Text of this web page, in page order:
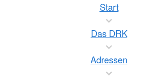
Start
Das DRK
Adressen